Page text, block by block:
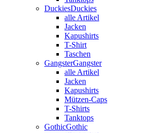
DuckiesDuckies
alle Artikel
Jacken
Kapushirts
T-Shirt
Taschen
GangsterGangster
alle Artikel
Jacken
Kapushirts
Mützen-Caps
T-Shirts
Tanktops
GothicGothic